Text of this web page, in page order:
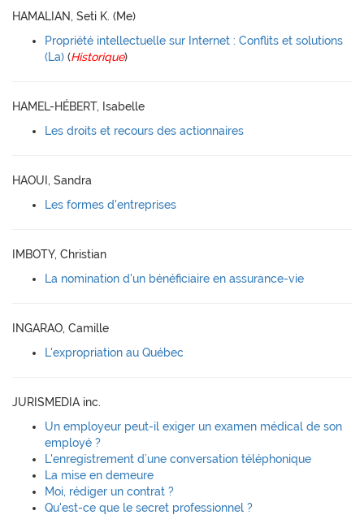
HAMALIAN, Seti K. (Me)
Propriété intellectuelle sur Internet : Conflits et solutions
(La) (Historique)
HAMEL-HÉBERT, Isabelle
Les droits et recours des actionnaires
HAOUI, Sandra
Les formes d'entreprises
IMBOTY, Christian
La nomination d'un bénéficiaire en assurance-vie
INGARAO, Camille
L'expropriation au Québec
JURISMEDIA inc.
Un employeur peut-il exiger un examen médical de son
employé ?
L'enregistrement d’une conversation téléphonique
La mise en demeure
Moi, rédiger un contrat ?
Qu'est-ce que le secret professionnel ?